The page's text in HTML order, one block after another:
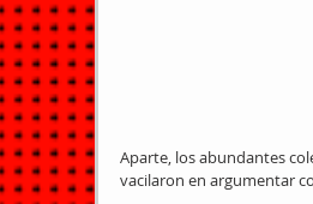
Aparte, los abundantes
vacilaron en argumentar